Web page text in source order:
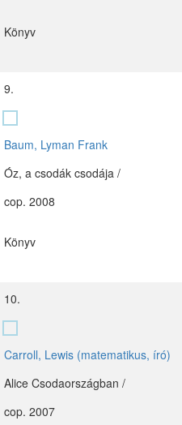
Könyv
9.
Baum, Lyman Frank
Óz, a csodák csodája /
cop. 2008
Könyv
10.
Carroll, Lewis (matematikus, író)
Alice Csodaországban /
cop. 2007